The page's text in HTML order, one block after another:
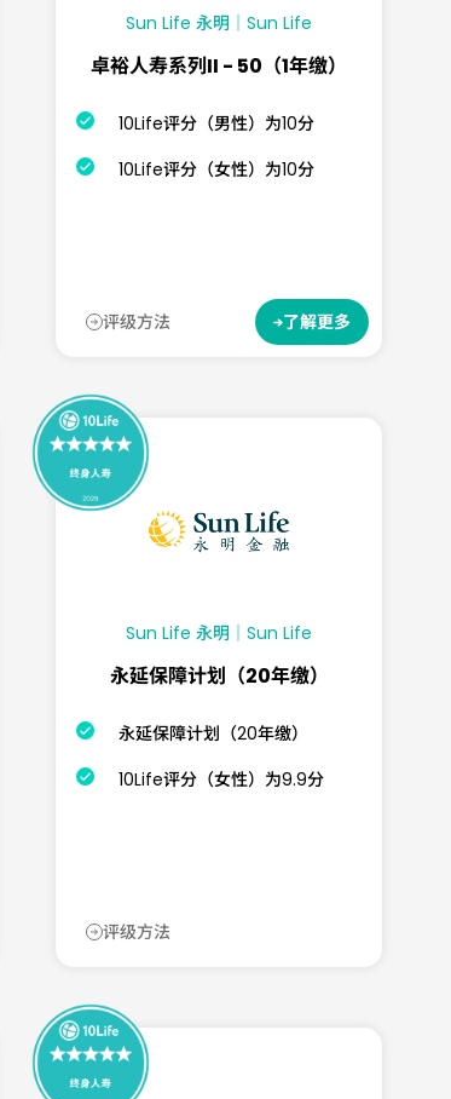
Sun Life 永明｜Sun Life
卓裕人寿系列II - 50（1年缴）
10Life评分（男性）为10分
10Life评分（女性）为10分
评级方法 了解更多
Sun Life 永明｜Sun Life
永延保障计划（20年缴）
永延保障计划（20年缴）
10Life评分（女性）为9.9分
评级方法